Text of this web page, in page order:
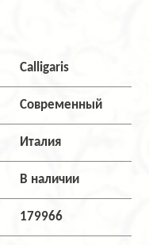
Calligaris
Современный
Италия
В наличии
179966